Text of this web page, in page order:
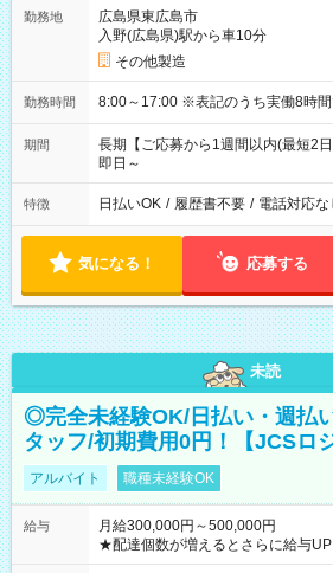
勤務地
広島県東広島市
入野(広島県)駅から車10分
その他製造
勤務時間 8:00～17:00 ※表記のうち実働8時
期間
長期【ご応募から1週間以内(最短2
即日～
特徴 日払いOK / 履歴書不要 / 電話対応な
気になる！ 応募する
未読
◎完全未経験OK/日払い・週払
タッフ/初期費用0円！【JCSロ
アルバイト 職種未経験OK
給与
月給300,000円～500,000円
★配達個数が増えるとさらに給与
ど！ ・主要都市エリア 月収55万円／週5日稼働 月収65万~112